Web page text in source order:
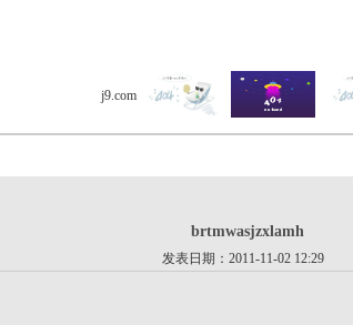
j9.com
brtmwasjzxlamh
发表日期：2011-11-02 12:29